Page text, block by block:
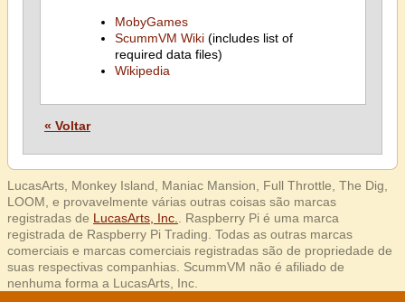
MobyGames
ScummVM Wiki(includes list of
required data files)
Wikipedia
« Voltar
LucasArts, Monkey Island, Maniac Mansion, Full Throttle, The Dig,
LOOM, e provavelmente várias outras coisas são marcas
registradas de LucasArts, Inc.
. Raspberry Pi é uma marca
registrada de Raspberry Pi Trading. Todas as outras marcas
comerciais e marcas comerciais registradas são de propriedade de
suas respectivas companhias. ScummVM não é afiliado de
nenhuma forma a LucasArts, Inc.